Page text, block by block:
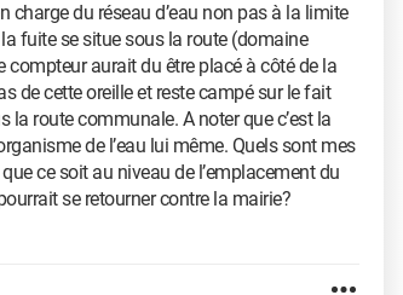
charge du réseau d’eau non pas à la limite
fuite se situe sous la route (domaine
aurait du être placé à côté de la
de cette oreille et reste campé sur le fait
la route communale. A noter que c’est la
de l’eau lui même. Quels sont mes
ce soit au niveau de l’emplacement du
se retourner contre la mairie?